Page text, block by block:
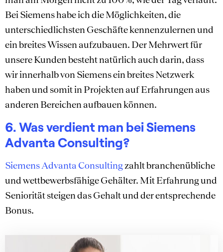
Bei Siemens habe ich die Möglichkeiten, die
unterschiedlichsten Geschäfte kennenzulernen und
ein breites Wissen aufzubauen. Der Mehrwert für
unsere Kunden besteht natürlich auch darin, dass
wir innerhalb von Siemens ein breites Netzwerk
haben und somit in Projekten auf Erfahrungen aus
anderen Bereichen aufbauen können.
6. Was verdient man bei Siemens
Advanta Consulting?
Siemens Advanta Consultingzahlt branchenübliche
und wettbewerbsfähige Gehälter. Mit Erfahrung und
Seniorität steigen das Gehalt und der entsprechende
Bonus.